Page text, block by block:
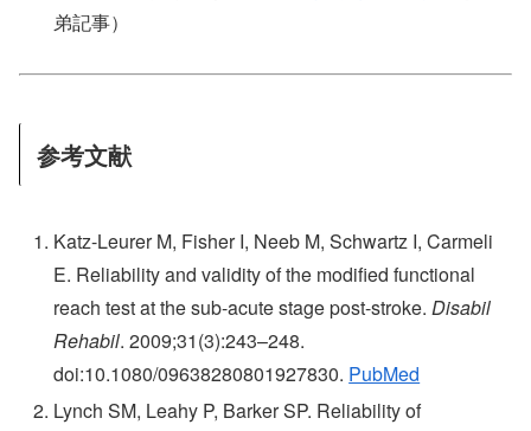
弟記事）
参考文献
Katz-Leurer M, Fisher I, Neeb M, Schwartz I, Carmeli
E. Reliability and validity of the modified functional
reach test at the sub-acute stage post-stroke. Disabil
Rehabil. 2009;31(3):243–248.
doi:10.1080/09638280801927830. PubMed
Lynch SM, Leahy P, Barker SP. Reliability of